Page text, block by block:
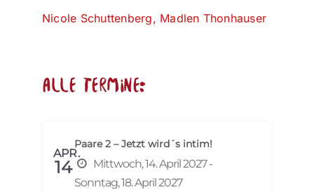
Nicole Schuttenberg, Madlen Thonhauser
alle Termine:
APR.
14
Paare 2 – Jetzt wird´s intim!
Mittwoch, 14. April 2027 -
Sonntag, 18. April 2027